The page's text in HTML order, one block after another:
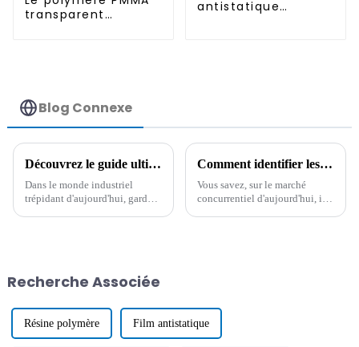
transparent
antistatique
Blog Connexe
Découvrez le guide ultime pour choisir le meilleur agent de nettoyage industriel pour votre entreprise
Dans le monde industriel
trépidant d'aujourd'hui, garder
Comment identifier les fournisseurs de qualité pour les meilleurs produits antistatiques haute température sur un marché concurrentiel
Vous savez, sur le marché
concurrentiel d'aujourd'hui, il
Recherche Associée
Résine polymère Film antistatique